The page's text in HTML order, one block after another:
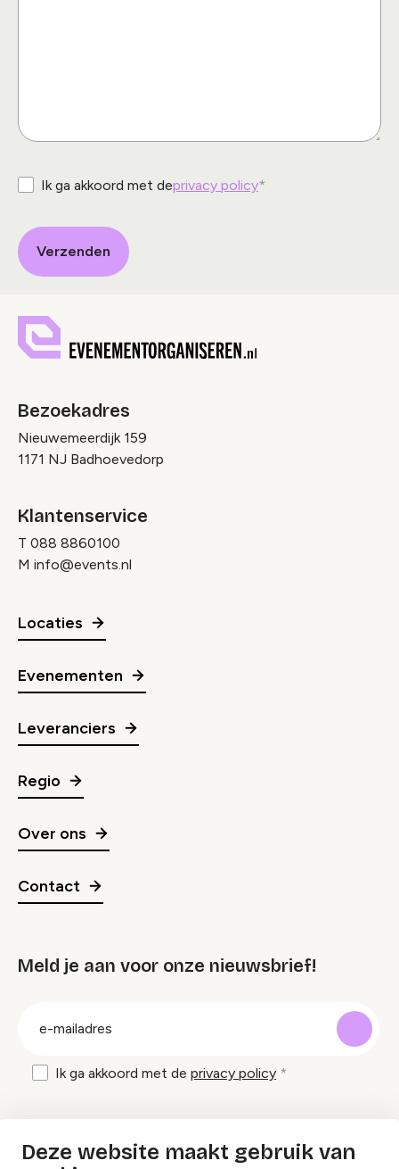
Deze website maakt gebruik van
Ik ga akkoord met deprivacy policy
Bezoekadres
Nieuwemeerdijk 159
1171 NJ Badhoevedorp
Klantenservice
T 088 8860100
M info@events.nl
Locaties
Evenementen
Leveranciers
Regio
Over ons
Contact
Meld je aan voor onze nieuwsbrief!
Ik ga akkoord met de privacy policy
Inspiratie en tips om evenementen te
organiseren?